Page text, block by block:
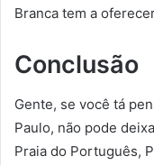
Branca tem a
Conclusão
Gente, se você tá
Paulo, não pode
Praia do Português,